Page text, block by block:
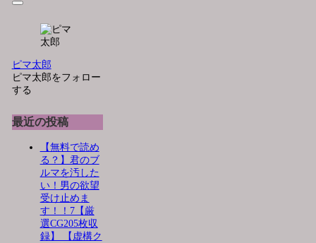
ピマ太郎
ピマ太郎をフォロー
する
最近の投稿
【無料で読め
る？】君のブ
ルマを汚した
い！男の欲望
受け止めま
す！！7【厳
選CG205枚収
録】 【虚構ク